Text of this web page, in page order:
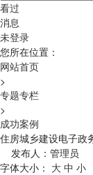
看过
消息
未登录
您所在位置：
网站首页
>
专题专栏
>
成功案例
住房城乡建设电子政
发布人：管理员
字体大小： 大 中 小